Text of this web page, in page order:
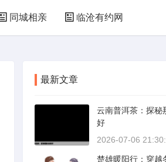
同城相亲 临沧有约网
最新文章
云南普洱茶：探秘
好
2026-07-06
楚雄暖阳行：穿越